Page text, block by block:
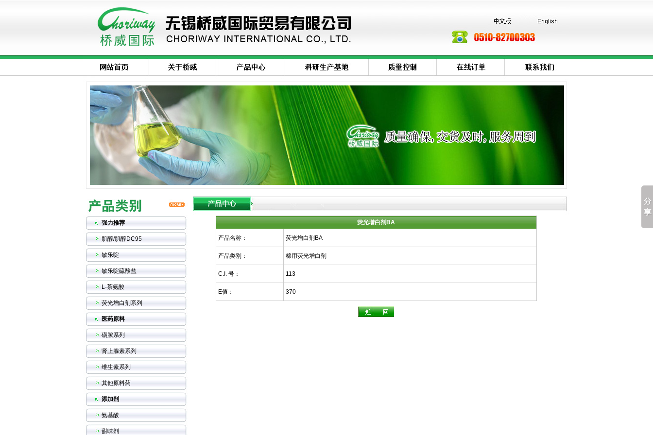
强力推荐
肌醇/肌醇DC95
敏乐啶
敏乐啶硫酸盐
L-茶氨酸
荧光增白剂系列
医药原料
磺胺系列
肾上腺素系列
维生素系列
其他原料药
添加剂
氨基酸
甜味剂
荧光增白剂BA
产品名称： 荧光增白剂BA
产品类别： 棉用荧光增白剂
C.I. 号： 113
E值： 370